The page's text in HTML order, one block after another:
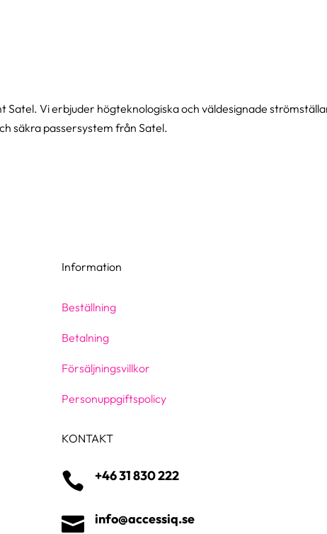
Satel. Vi erbjuder högteknologiska och väldesignade
säkra passersystem från Satel.
Information
Beställning
Betalning
Försäljningsvillkor
Personuppgiftspolicy
KONTAKT
 +46 31 830 222
 info@accessiq.se